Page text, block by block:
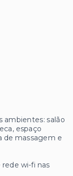
ambientes: salão
espaço
de massagem e
rede wi-fi nas